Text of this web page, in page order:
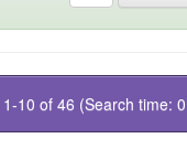
1-10 of 46 (Search time: